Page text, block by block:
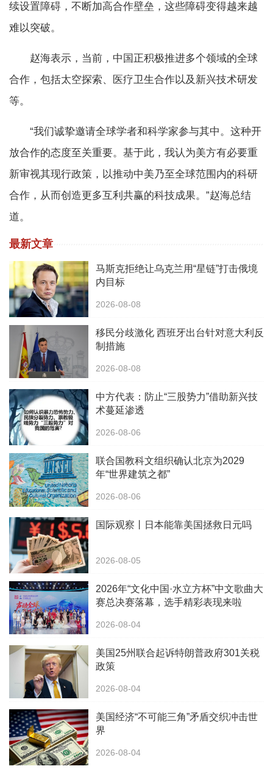
续设置障碍，不断加高合作壁垒，这些障碍变得越来越
难以突破。
赵海表示，当前，中国正积极推进多个领域的全球
合作，包括太空探索、医疗卫生合作以及新兴技术研发
等。
“我们诚挚邀请全球学者和科学家参与其中。这种开
放合作的态度至关重要。基于此，我认为美方有必要重
新审视其现行政策，以推动中美乃至全球范围内的科研
合作，从而创造更多互利共赢的科技成果。”赵海总结
道。
最新文章
马斯克拒绝让乌克兰用“星链”打击俄境
内目标
2026-08-08
移民分歧激化 西班牙出台针对意大利反
制措施
2026-08-08
中方代表：防止“三股势力”借助新兴技
术蔓延渗透
2026-08-06
联合国教科文组织确认北京为2029
年“世界建筑之都”
2026-08-06
国际观察丨日本能靠美国拯救日元吗
2026-08-05
2026年“文化中国·水立方杯”中文歌曲大
赛总决赛落幕，选手精彩表现来啦
2026-08-04
美国25州联合起诉特朗普政府301关税
政策
2026-08-04
美国经济“不可能三角”矛盾交织冲击世
界
2026-08-04